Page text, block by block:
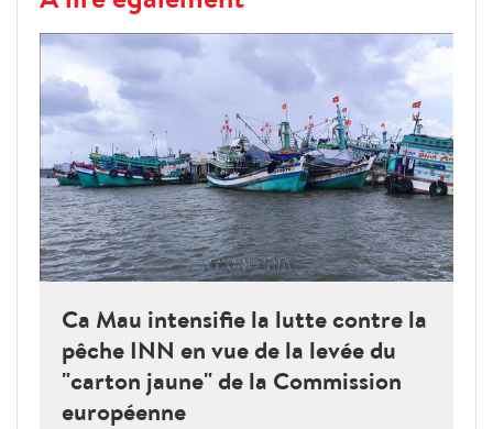
Ca Mau intensifie la lutte contre la
pêche INN en vue de la levée du
"carton jaune" de la Commission
européenne